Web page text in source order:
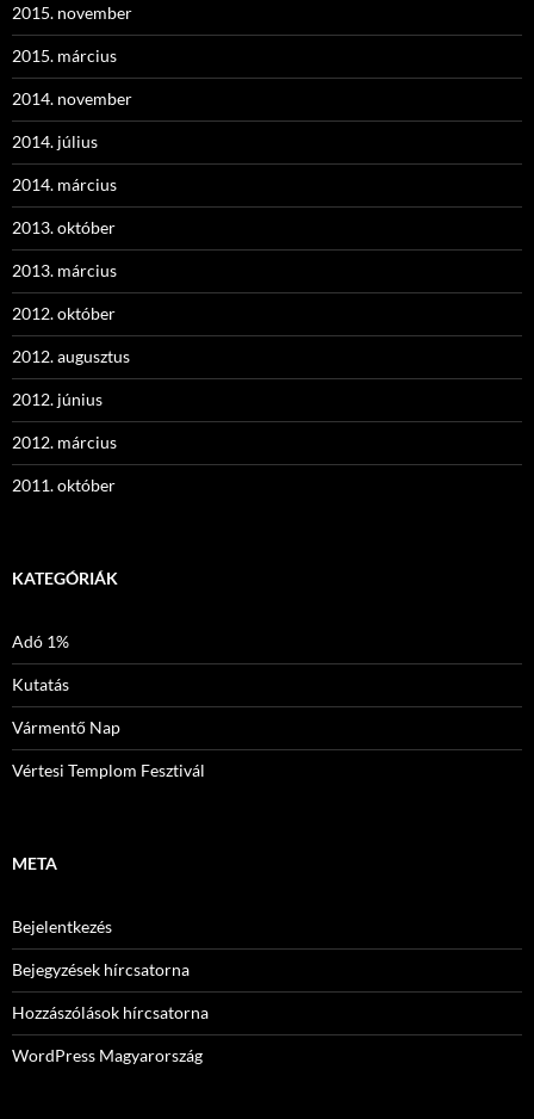
2015. november
2015. március
2014. november
2014. július
2014. március
2013. október
2013. március
2012. október
2012. augusztus
2012. június
2012. március
2011. október
KATEGÓRIÁK
Adó 1%
Kutatás
Vármentő Nap
Vértesi Templom Fesztivál
META
Bejelentkezés
Bejegyzések hírcsatorna
Hozzászólások hírcsatorna
WordPress Magyarország